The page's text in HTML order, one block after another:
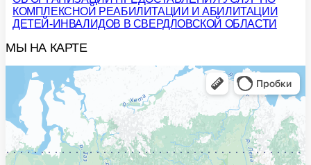
КОМПЛЕКСНОЙ РЕАБИЛИТАЦИИ И АБИЛИТАЦИИ
ДЕТЕЙ-ИНВАЛИДОВ В СВЕРДЛОВСКОЙ ОБЛАСТИ
МЫ НА КАРТЕ